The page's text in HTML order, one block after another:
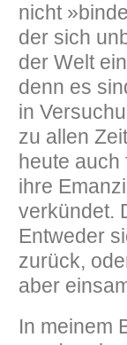
nicht
der sich
der Welt
denn es
in
zu allen
heute auch
ihre
verkündet.
Entweder
zurück,
aber
In meinem